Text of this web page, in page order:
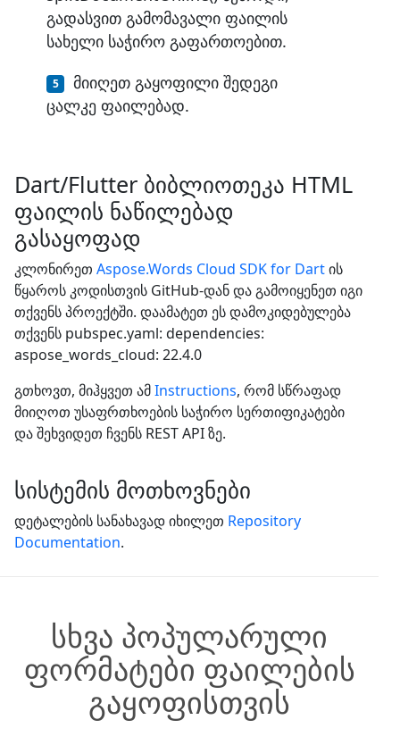
გადასვით გამომავალი ფაილის
სახელი საჭირო გაფართოებით.
მიიღეთ გაყოფილი შედეგი
ცალკე ფაილებად.
Dart/Flutter ბიბლიოთეკა HTML
ფაილის ნაწილებად
გასაყოფად
კლონირეთ Aspose.Words Cloud SDK for Dartის
წყაროს კოდისთვის GitHub-დან და გამოიყენეთ იგი
თქვენს პროექტში. დაამატეთ ეს დამოკიდებულება
თქვენს pubspec.yaml: dependencies:
aspose_words_cloud: 22.4.0
გთხოვთ, მიჰყვეთ ამInstructions, რომ სწრაფად
მიიღოთ უსაფრთხოების საჭირო სერთიფიკატები
და შეხვიდეთ ჩვენს REST API ზე.
სისტემის მოთხოვნები
დეტალების სანახავად იხილეთ Repository
Documentation.
სხვა პოპულარული
ფორმატები ფაილების
გაყოფისთვის